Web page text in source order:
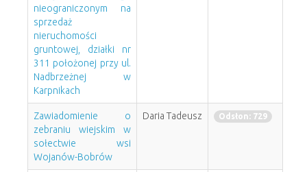
nieograniczonym na
sprzedaż
nieruchomości
gruntowej, działki nr
311 położonej przy ul.
Nadbrzeżnej w
Karpnikach
Zawiadomienie o
zebraniu wiejskim w
sołectwie wsi
Wojanów-Bobrów
Daria Tadeusz Odsłon: 729